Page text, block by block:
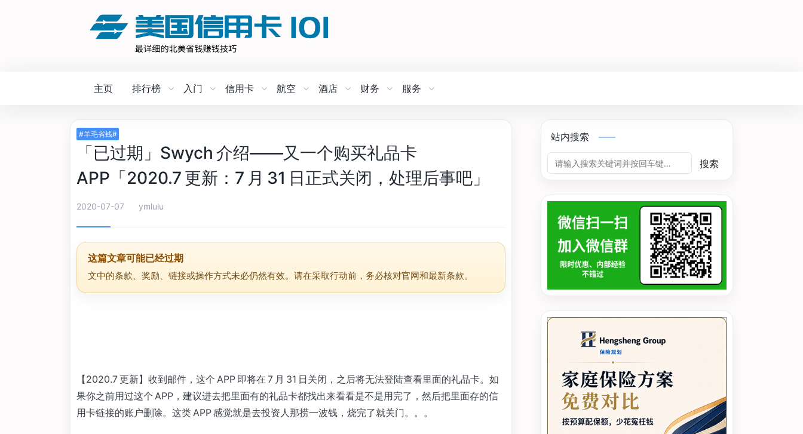
主页 排行榜 入门 信用卡 航空 酒店 财务 服务
#羊毛省钱#
「已过期」Swych 介绍——又一个购买礼品卡
APP「2020.7 更新：7 月 31 日正式关闭，处理后事吧」
2020-07-07 ymlulu
这篇文章可能已经过期
文中的条款、奖励、链接或操作方式未必仍然有效。请在采取行动前，务必核对官网和最新条款。
【2020.7 更新】收到邮件，这个 APP 即将在 7 月 31 日关闭，之后将无法登陆查看里面的礼品卡。如
果你之前用过这个 APP，建议进去把里面有的礼品卡都找出来看看是不是用完了，然后把里面存的信
用卡链接的账户删除。这类 APP 感觉就是去投资人那捞一波钱，烧完了就关门。。。
站内搜索
搜索